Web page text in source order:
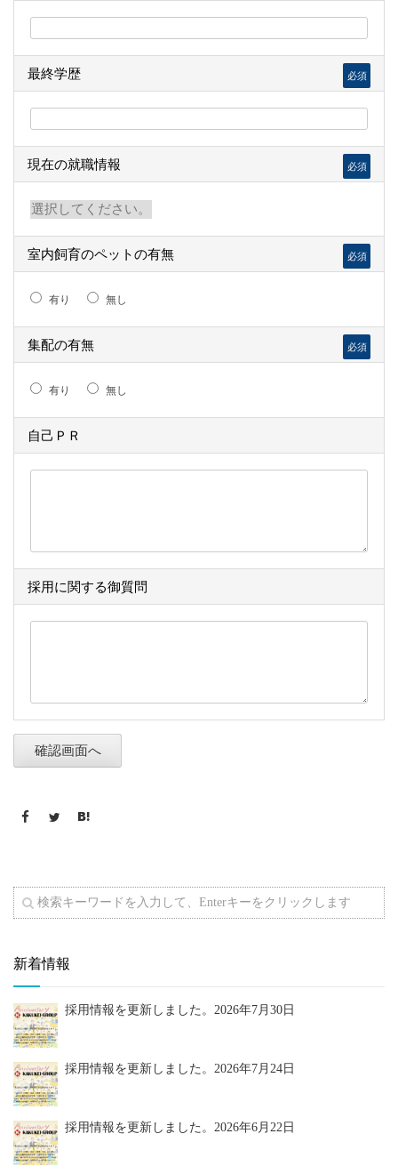
最終学歴 必須
現在の就職情報 必須
室内飼育のペットの有無 必須
有り 無し
集配の有無 必須
有り 無し
自己ＰＲ
採用に関する御質問
新着情報
採用情報を更新しました。 2026年7月30日
採用情報を更新しました。 2026年7月24日
採用情報を更新しました。 2026年6月22日